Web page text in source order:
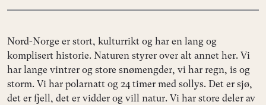
Nord-Norge er stort, kulturrikt og har en lang og
komplisert historie. Naturen styrer over alt annet her. Vi
har lange vintrer og store snømengder, vi har regn, is og
storm. Vi har polarnatt og 24 timer med sollys. Det er sjø,
det er fjell, det er vidder og vill natur. Vi har store deler av